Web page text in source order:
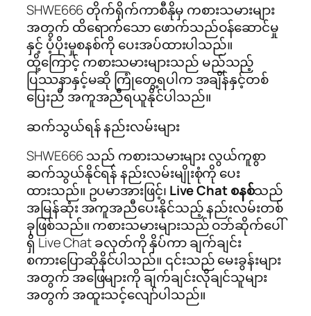
SHWE666 တိုက်ရိုက်ကာစီနိုမှ ကစားသမားများ
အတွက် ထိရောက်သော ဖောက်သည်ဝန်ဆောင်မှု
နှင့် ပံ့ပိုးမှုစနစ်ကို ပေးအပ်ထားပါသည်။
ထို့ကြောင့် ကစားသမားများသည် မည်သည့်
ပြဿနာနှင့်မဆို ကြုံတွေ့ရပါက အချိန်နှင့်တစ်
ပြေးညီ အကူအညီရယူနိုင်ပါသည်။
ဆက်သွယ်ရန် နည်းလမ်းများ
SHWE666 သည် ကစားသမားများ လွယ်ကူစွာ
ဆက်သွယ်နိုင်ရန် နည်းလမ်းမျိုးစုံကို ပေး
ထားသည်။ ဥပမာအားဖြင့်၊ Live Chat စနစ်သည်
အမြန်ဆုံး အကူအညီပေးနိုင်သည့် နည်းလမ်းတစ်
ခုဖြစ်သည်။ ကစားသမားများသည် ဝဘ်ဆိုက်ပေါ်
ရှိ Live Chat ခလုတ်ကို နှိပ်ကာ ချက်ချင်း
စကားပြောဆိုနိုင်ပါသည်။ ၎င်းသည် မေးခွန်းများ
အတွက် အဖြေများကို ချက်ချင်းလိုချင်သူများ
အတွက် အထူးသင့်လျော်ပါသည်။